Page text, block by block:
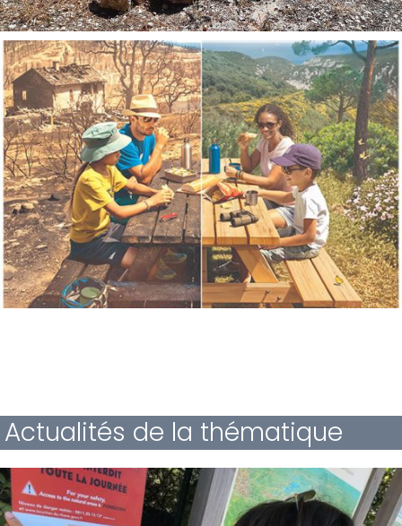
Actualités de la thématique